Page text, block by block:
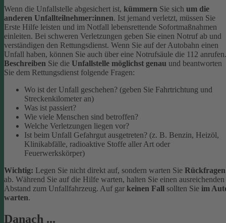
Wenn die Unfallstelle abgesichert ist, kümmern Sie sich um die
anderen Unfallteilnehmer:innen. Ist jemand verletzt, müssen Sie
Erste Hilfe leisten und im Notfall lebensrettende Sofortmaßnahmen
einleiten. Bei schweren Verletzungen geben Sie einen Notruf ab und
verständigen den Rettungsdienst. Wenn Sie auf der Autobahn einen
Unfall haben, können Sie auch über eine Notrufsäule die 112 anrufen.
Beschreiben Sie die Unfallstelle möglichst genau und beantworten
Sie dem Rettungsdienst folgende Fragen:
Wo ist der Unfall geschehen? (geben Sie Fahrtrichtung und
Streckenkilometer an)
Was ist passiert?
Wie viele Menschen sind betroffen?
Welche Verletzungen liegen vor?
Ist beim Unfall Gefahrgut ausgetreten? (z. B. Benzin, Heizöl,
Klinikabfälle, radioaktive Stoffe aller Art oder
Feuerwerkskörper)
Wichtig: Legen Sie nicht direkt auf, sondern warten Sie Rückfragen
ab. Während Sie auf die Hilfe warten, halten Sie einen ausreichenden
Abstand zum Unfallfahrzeug. Auf gar keinen Fall sollten Sie im
warten.
Danach ...